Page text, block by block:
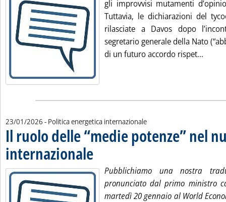
gli improvvisi mutamenti
Tuttavia, le dichiarazioni del
rilasciate a Davos dopo
segretario generale della Nato
di un futuro accordo rispet...
23/01/2026 - Politica energetica internazionale
Il ruolo delle “medie potenze” nel
internazionale . Pubblicata venerdì 23 gennaio 2026 alle 11.30.
Pubblichiamo una nostra
pronunciato dal primo ministro
martedì 20 gennaio al World